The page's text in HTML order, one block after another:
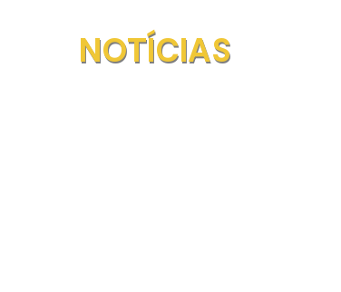
NOTÍCIAS